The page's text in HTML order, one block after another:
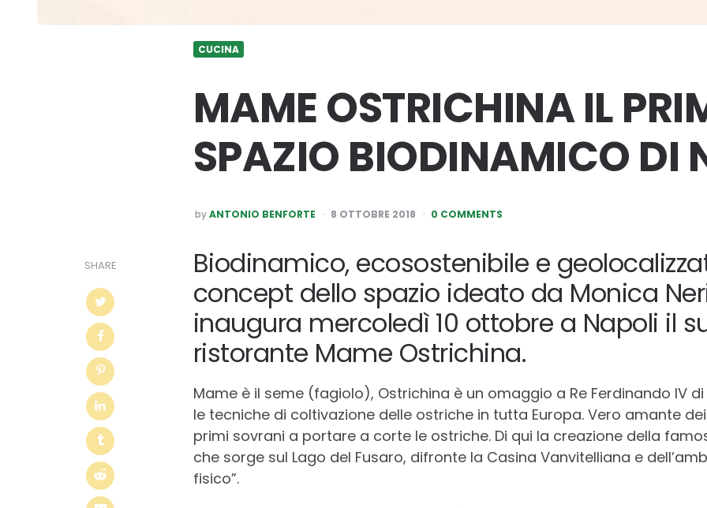
CUCINA
MAME OSTRICHINA IL
SPAZIO BIODINAMICO DI
POSTED
BY
by ANTONIO BENFORTE 8 OTTOBRE 2018 0 COMMENTS
SHARE
Biodinamico, ecosostenibile e
concept dello spazio ideato da Monica
inaugura mercoledì 10 ottobre a Napoli il
ristorante Mame Ostrichina.
Mame è il seme (fagiolo), Ostrichina è un omaggio a Re Ferdinando IV
le tecniche di coltivazione delle ostriche in tutta Europa. Vero amante
primi sovrani a portare a corte le ostriche. Di qui la creazione della
che sorge sul Lago del Fusaro, difronte la Casina Vanvitelliana e
fisico”.